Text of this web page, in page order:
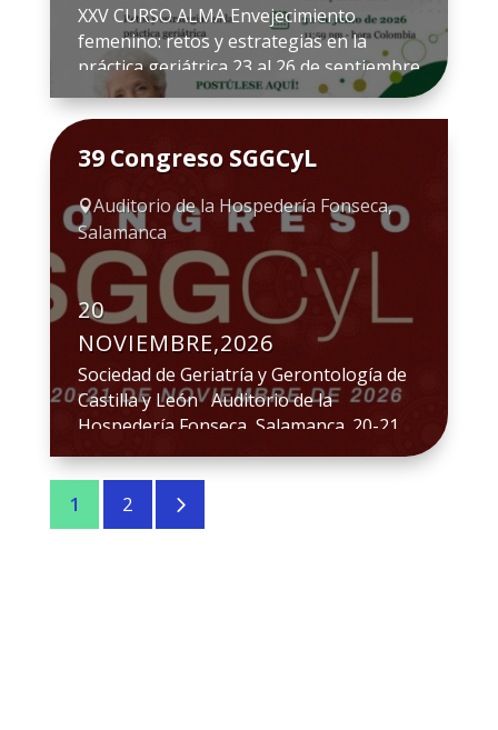
XXV CURSO ALMA Envejecimiento
femenino: retos y estrategias en la
práctica geriátrica 23 al 26 de septiembre
de 2026 Inscripciones abiertas hasta el
30 de junio de 2026 a las 11:59 p.m. (hora
Latinoamericana de Medicina del Adulto
Mayor (ALMA) invita a participar en esta
nueva edición que tendrá como […]
39 Congreso SGGCyL
Auditorio de la Hospedería Fonseca,
Salamanca
20
NOVIEMBRE,2026
Sociedad de Geriatría y Gerontología de
Castilla y León Auditorio de la
Hospedería Fonseca, Salamanca. 20-21
de noviembre de 2026. Website del
Congreso Programa Inscripciones
Secretaría
Técnica: info@bsj.plus / david@bsj.plus
1 2 5